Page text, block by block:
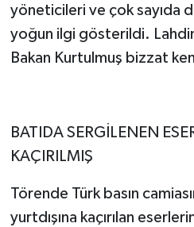
yöneticileri ve çok sayıda
yoğun ilgi gösterildi.
Bakan Kurtulmuş bizzat
BATIDA SERGİLENEN
KAÇIRILMIŞ
Törende Türk basın
yurtdışına kaçırılan